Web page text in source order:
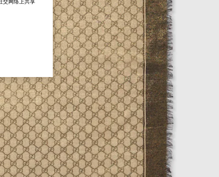
交网络上共享